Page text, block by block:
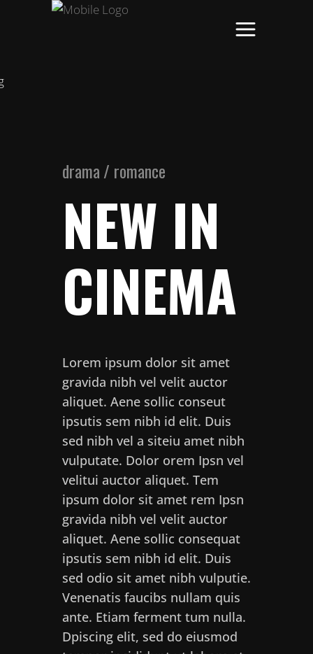
drama / romance
NEW IN
CINEMA
Lorem ipsum dolor sit amet
gravida nibh vel velit auctor
aliquet. Aene sollic conseut
ipsutis sem nibh id elit. Duis
sed nibh vel a siteiu amet nibh
vulputate. Dolor orem Ipsn vel
velitui auctor aliquet. Tem
ipsum dolor sit amet rem Ipsn
gravida nibh vel velit auctor
aliquet. Aene sollic consequat
ipsutis sem nibh id elit. Duis
sed odio sit amet nibh vulputie.
Venenatis faucibs nullam quis
ante. Etiam ferment tum nulla.
Dpiscing elit, sed do eiusmod